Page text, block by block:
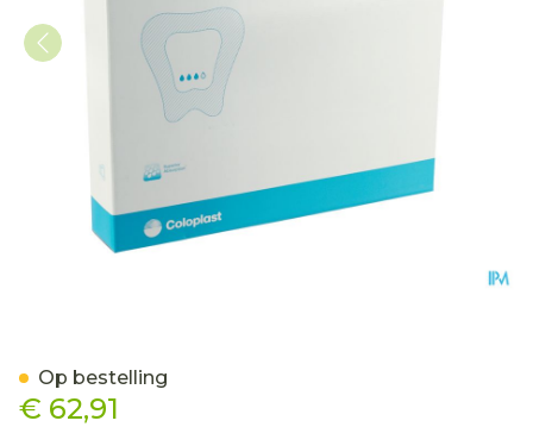
€ 62,91
Op bestelling